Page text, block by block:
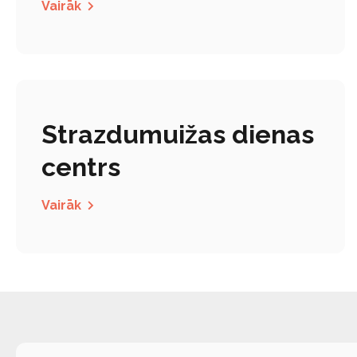
Vairāk
Strazdumuižas dienas
centrs
Vairāk